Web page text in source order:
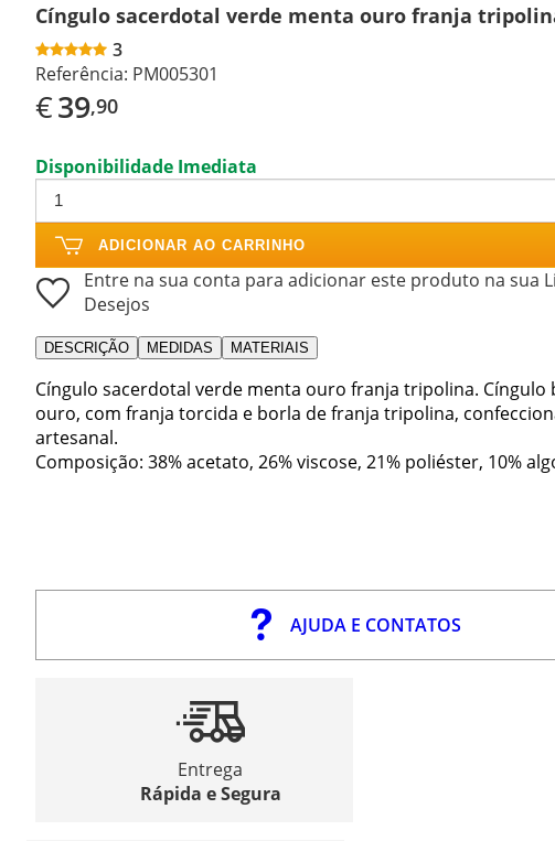
Cíngulo sacerdotal verde menta ouro franja
3
Referência: PM005301
€39,90
Disponibilidade Imediata
ADICIONAR AO CARRINHO
Entre na sua conta para adicionar este produto na sua
Desejos
DESCRIÇÃO MEDIDAS MATERIAIS
Cíngulo sacerdotal verde menta ouro franja tripolina.
ouro, com franja torcida e borla de franja tripolina,
artesanal.
Composição: 38% acetato, 26% viscose, 21% poliéster, 10%
AJUDA E CONTATOS
Entrega
Rápida e Segura